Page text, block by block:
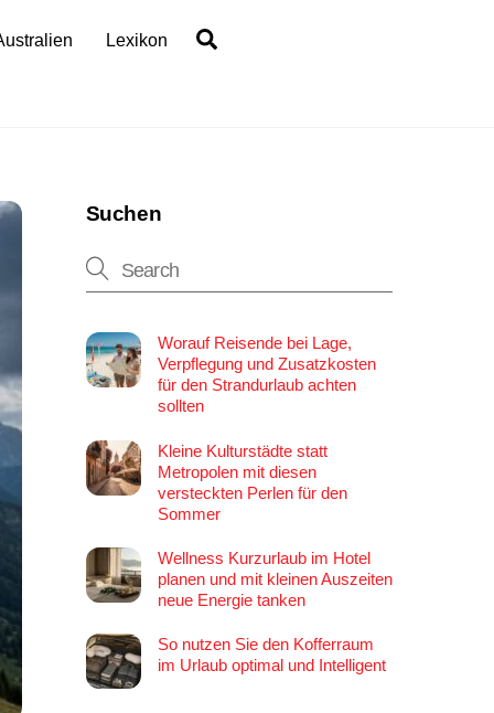
Lexikon
Suchen
Worauf Reisende bei Lage,
Verpflegung und Zusatzkosten
für den Strandurlaub achten
sollten
Kleine Kulturstädte statt
Metropolen mit diesen
versteckten Perlen für den
Sommer
Wellness Kurzurlaub im Hotel
planen und mit kleinen Auszeiten
neue Energie tanken
So nutzen Sie den Kofferraum
im Urlaub optimal und Intelligent